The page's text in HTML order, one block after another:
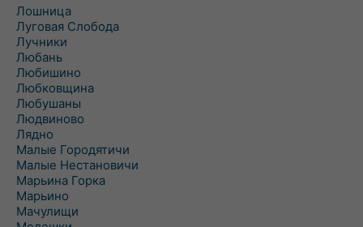
Лошница
Луговая Слобода
Лучники
Любань
Любишино
Любковщина
Любушаны
Людвиново
Лядно
Малые Городятичи
Малые Нестановичи
Марьина Горка
Марьино
Мачулищи